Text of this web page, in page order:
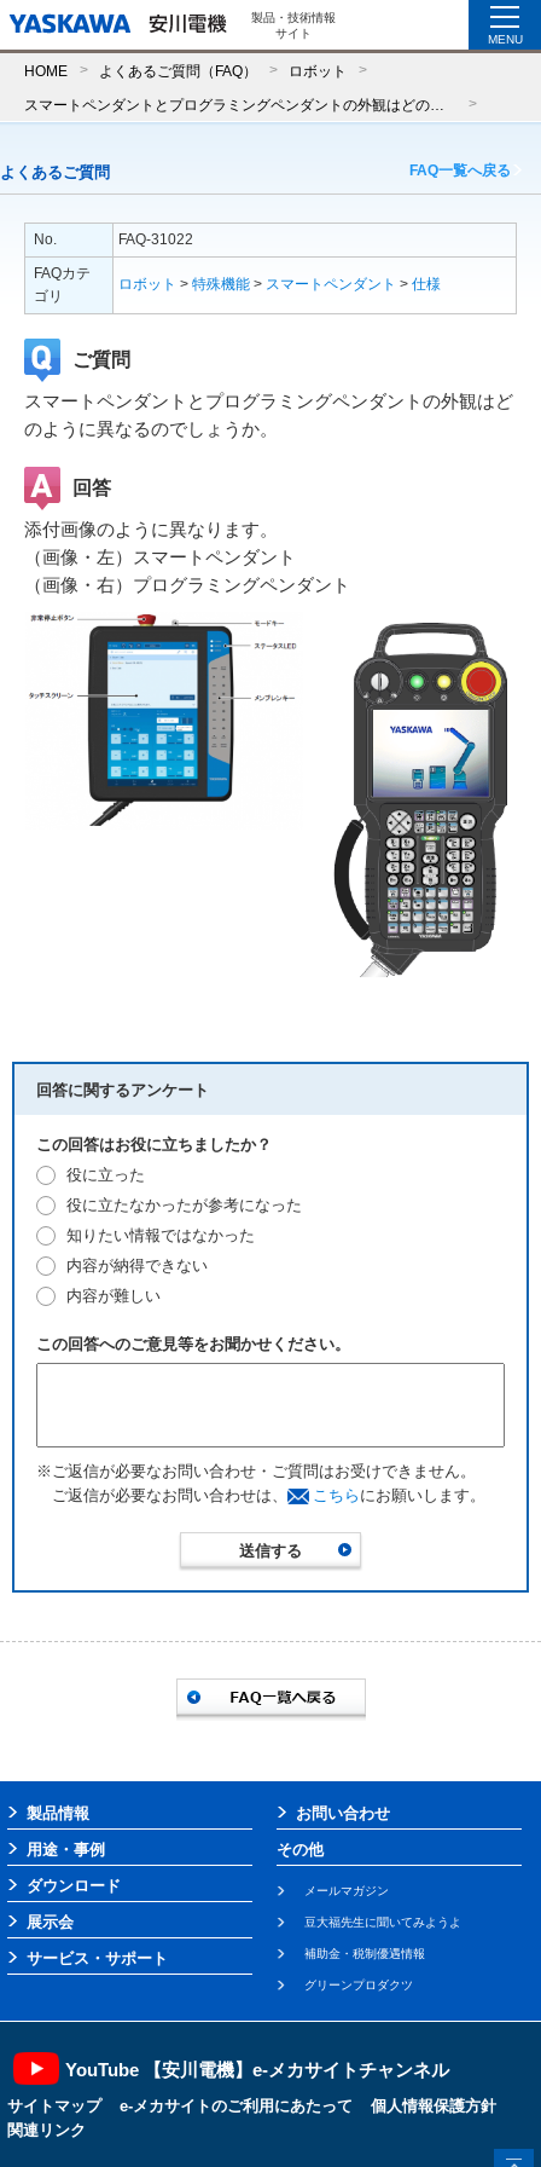
製品・技術情報
サイト
MENU
HOME よくあるご質問（FAQ） ロボット
よくあるご質問 FAQ一覧へ戻る
No.
FAQ-31022
FAQカテ
ゴリ
ロボット > 特殊機能 > スマートペンダント > 仕様
ご質問
スマートペンダントとプログラミングペンダントの外観はど
のように異なるのでしょうか。
回答
添付画像のように異なります。
（画像・左）スマートペンダント
（画像・右）プログラミングペンダント
回答に関するアンケート
この回答はお役に立ちましたか？
役に立った
役に立たなかったが参考になった
知りたい情報ではなかった
内容が納得できない
内容が難しい
この回答へのご意見等をお聞かせください。
※ご返信が必要なお問い合わせ・ご質問はお受けできません。
ご返信が必要なお問い合わせは、
こちら にお願いします。
製品情報
用途・事例
ダウンロード
展示会
サービス・サポート
お問い合わせ
その他
メールマガジン
豆大福先生に聞いてみようよ
補助金・税制優遇情報
グリーンプロダクツ
YouTube 【安川電機】e-メカサイトチャンネル
サイトマップ e-メカサイトのご利用にあたって
個人情報保護方針
関連リンク